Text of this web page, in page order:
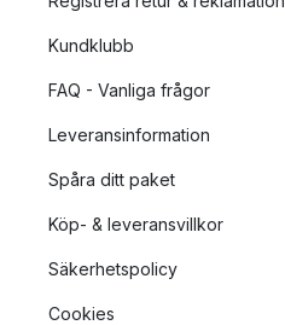
Kundklubb
FAQ - Vanliga frågor
Leveransinformation
Spåra ditt paket
Köp- & leveransvillkor
Säkerhetspolicy
Cookies